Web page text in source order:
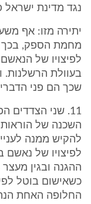
נגד מדינת ישראל פ"ד נט(3) 597 -
יתירה מזו: אף
מחמת הספק, בכך
בעוולת הרשלנות.
שכך הם פני
11. שני
לפיצויו של נאשם
ההגנה ובגין
החלופה האחת